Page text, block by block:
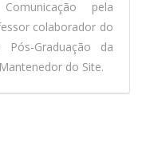
pela
colaborador do
Pós-Graduação da
do Site.